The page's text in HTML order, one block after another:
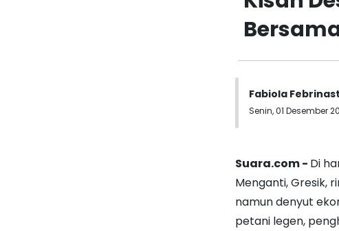
Fabiola
Senin, 01 Desember
Suara.com - Di
Menganti, Gresik,
namun denyut
petani legen,